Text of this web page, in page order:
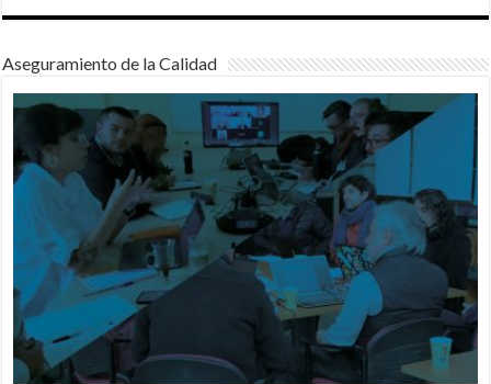
Aseguramiento de la Calidad